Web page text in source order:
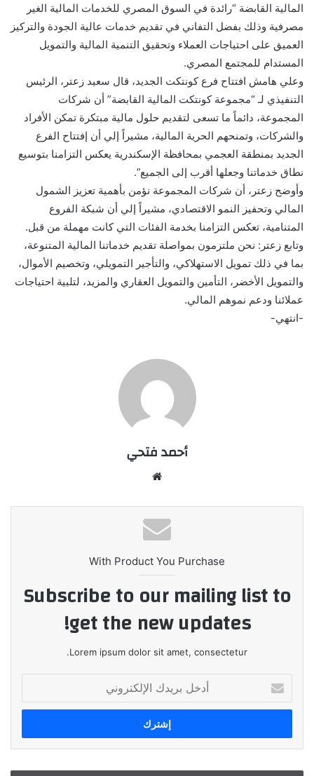
المالية القابضة “رائدة في السوق المصري للخدمات المالية الغير
مصرفية وذلك بفضل التفاني في تقديم خدمات عالية الجودة والتركيز
العميق على احتياجات العملاء وتحقيق التنمية المالية والتمويل
المستدام للمجتمع المصري.
وعلي هامش افتتاح فرع كونتكت الجديد، قال سعيد زعتر، الرئيس
التنفيذي لـ “مجموعة كونتكت المالية القابضة” أن شركات
المجموعة، دائماً ما تسعى لتقديم حلول مالية مبتكرة تمكن الأفراد
والشركات، وتمنحهم الحرية المالية، مشيراً إلي أن إفتتاح الفرع
الجديد بمنطقة العجمي بمحافظة الإسكندرية يعكس التزامنا بتوسيع
نطاق خدماتنا وجعلها أقرب إلى الجميع”.
وأوضح زعتر، أن شركات المجموعة نؤمن بأهمية تعزيز الشمول
المالي وتحفيز النمو الاقتصادي، مشيراً إلي أن شبكة الفروع
المتنامية، تعكس التزامنا بخدمة الفئات التي كانت مهملة من قبل.
وتابع زعتر: نحن ملتزمون بمواصلة تقديم خدماتنا المالية المتنوعة،
بما في ذلك تمويل الاستهلاكي، والتأجير التمويلي، وتخصيم الأموال،
والتمويل الأخضر، التأمين والتمويل العقاري والمزيد، لتلبية احتياجات
عملائنا ودعم نموهم المالي.
-انتهي-
أحمد فتحي
With Product You Purchase
Subscribe to our mailing list to
get the new updates!
Lorem ipsum dolor sit amet, consectetur.
بريدك
الإلكتروني